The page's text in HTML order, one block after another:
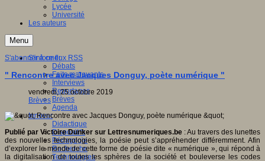
Lycée
Université
Les auteurs
Menu
S'informer
Débats
Faits marquants
Interviews
Reportages
Brèves
Agenda
Innover
Didactique
Dispositifs
Pédagogie
Recherche
Technologies
S'abonner à ce flux RSS
" Rencontre avec Jacques Donguy, poète numérique "
vendredi, 25 octobre 2019
Brèves
Publié par Victoire Dunker sur Lettresnumeriques.be : Au travers des lunettes
des nouvelles technologies, la poésie peut s’appréhender différemment. Afin
d’explorer le monde de cette forme de poésie dite « numérique », qui répond à
la digitalisation de toutes les sphères de la société et bouleverse les codes